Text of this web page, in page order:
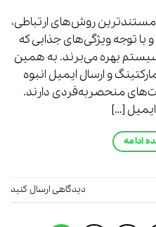
روش‌های ارتباطی،
با توجه ویژگی‌های جذابی که
سیستم بهره می‌برند. به همین
و ارسال ایمیل انبوه
منحصربه‌فردی دارند.
[…]
ادامه
دیدگاهی ارسال کنید